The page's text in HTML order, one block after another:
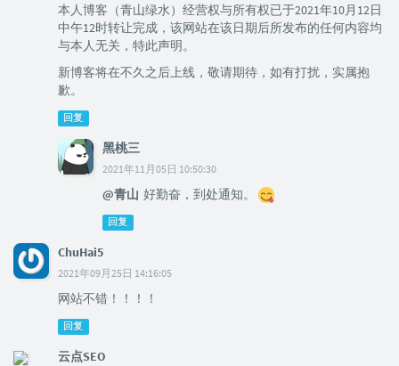
本人博客（青山绿水）经营权与所有权已于2021年10月12日
中午12时转让完成，该网站在该日期后所发布的任何内容均
与本人无关，特此声明。
新博客将在不久之后上线，敬请期待，如有打扰，实属抱
歉。
回复
黑桃三
2021年11月05日 10:50:30
@青山 好勤奋，到处通知。
回复
ChuHai5
2021年09月25日 14:16:05
网站不错！！！！
回复
云点SEO